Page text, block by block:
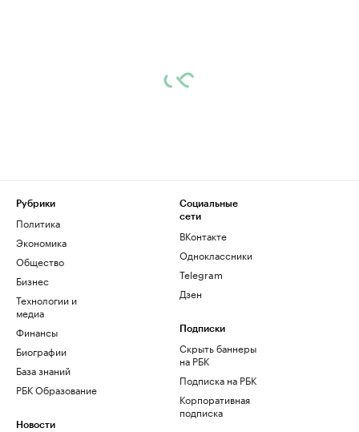
Рубрики
Политика
Экономика
Общество
Бизнес
Технологии и
медиа
Финансы
Биографии
База знаний
РБК Образование
Новости
Социальные
сети
ВКонтакте
Одноклассники
Telegram
Дзен
Подписки
Скрыть баннеры
на РБК
Подписка на РБК
Корпоративная
подписка